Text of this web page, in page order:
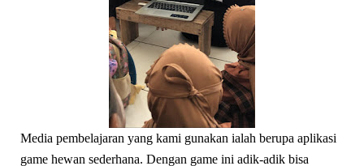
Media pembelajaran yang kami gunakan ialah berupa aplikasi
game hewan sederhana. Dengan game ini adik-adik bisa